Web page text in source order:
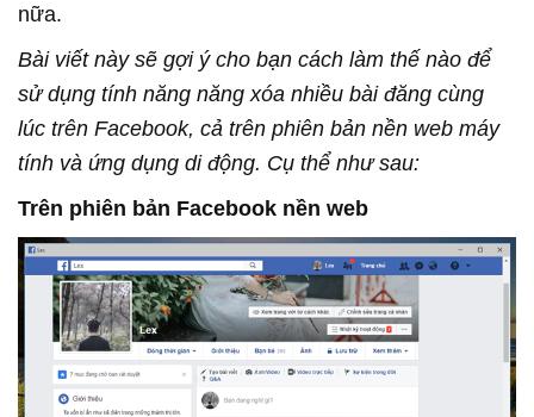
nữa.
Bài viết này sẽ gợi ý cho bạn cách làm thế nào để
sử dụng tính năng năng xóa nhiều bài đăng cùng
lúc trên Facebook, cả trên phiên bản nền web máy
tính và ứng dụng di động. Cụ thể như sau:
Trên phiên bản Facebook nền web